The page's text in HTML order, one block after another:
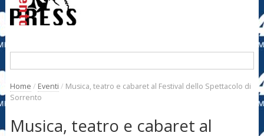
Home / Eventi / Musica, teatro e cabaret al Festival dello Spettacolo di
Sorrento
Musica, teatro e cabaret al